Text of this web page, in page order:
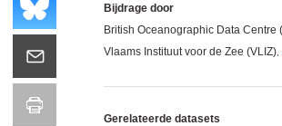
Bijdrage door
British Oceanographic Data Centre
Vlaams Instituut voor de Zee (VLIZ)
Gerelateerde datasets